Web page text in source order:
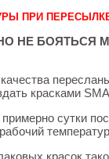
ПРИ
НЕ БОЯТЬСЯ
красками
сутки
красок